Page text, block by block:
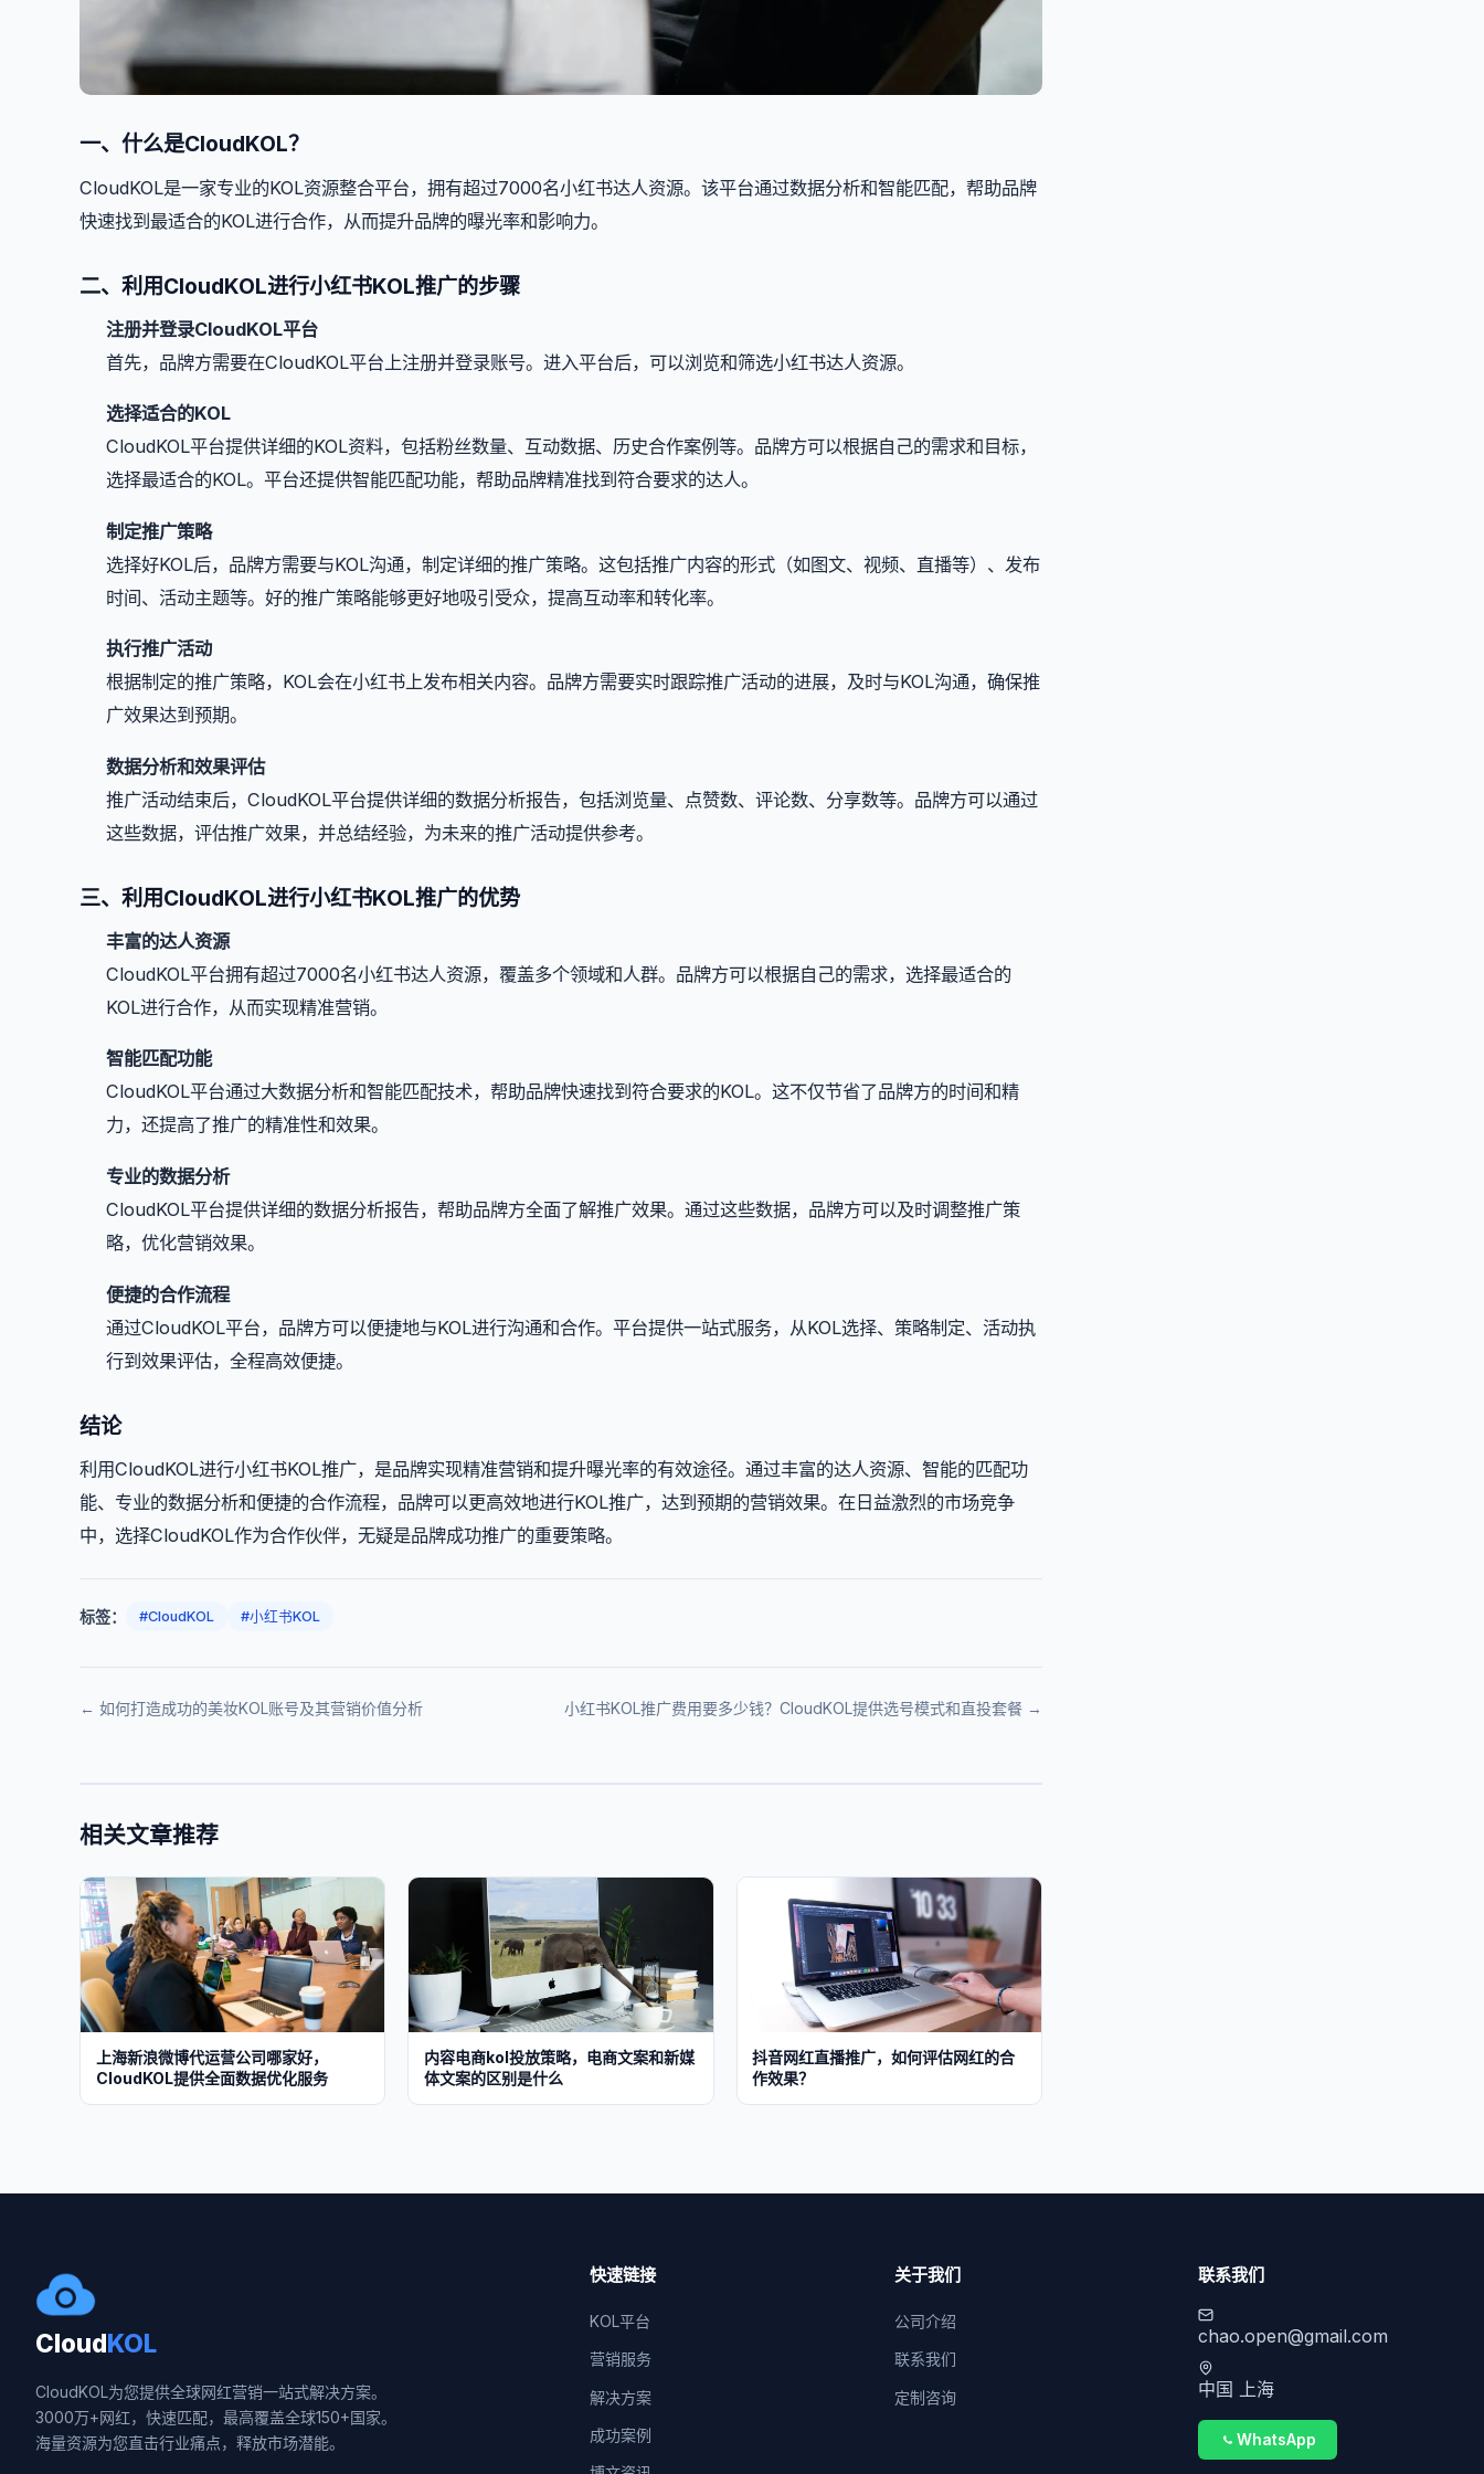
一、什么是CloudKOL？
CloudKOL是一家专业的KOL资源整合平台，拥有超过7000名小红书达人资源。该平台通过数据分析和智能匹配，帮助品牌
快速找到最适合的KOL进行合作，从而提升品牌的曝光率和影响力。
二、利用CloudKOL进行小红书KOL推广的步骤
注册并登录CloudKOL平台
首先，品牌方需要在CloudKOL平台上注册并登录账号。进入平台后，可以浏览和筛选小红书达人资源。
选择适合的KOL
CloudKOL平台提供详细的KOL资料，包括粉丝数量、互动数据、历史合作案例等。品牌方可以根据自己的需求和目标，
选择最适合的KOL。平台还提供智能匹配功能，帮助品牌精准找到符合要求的达人。
制定推广策略
选择好KOL后，品牌方需要与KOL沟通，制定详细的推广策略。这包括推广内容的形式（如图文、视频、直播等）、发布
时间、活动主题等。好的推广策略能够更好地吸引受众，提高互动率和转化率。
执行推广活动
根据制定的推广策略，KOL会在小红书上发布相关内容。品牌方需要实时跟踪推广活动的进展，及时与KOL沟通，确保推
广效果达到预期。
数据分析和效果评估
推广活动结束后，CloudKOL平台提供详细的数据分析报告，包括浏览量、点赞数、评论数、分享数等。品牌方可以通过
这些数据，评估推广效果，并总结经验，为未来的推广活动提供参考。
三、利用CloudKOL进行小红书KOL推广的优势
丰富的达人资源
CloudKOL平台拥有超过7000名小红书达人资源，覆盖多个领域和人群。品牌方可以根据自己的需求，选择最适合的
KOL进行合作，从而实现精准营销。
智能匹配功能
CloudKOL平台通过大数据分析和智能匹配技术，帮助品牌快速找到符合要求的KOL。这不仅节省了品牌方的时间和精
力，还提高了推广的精准性和效果。
专业的数据分析
CloudKOL平台提供详细的数据分析报告，帮助品牌方全面了解推广效果。通过这些数据，品牌方可以及时调整推广策
略，优化营销效果。
便捷的合作流程
通过CloudKOL平台，品牌方可以便捷地与KOL进行沟通和合作。平台提供一站式服务，从KOL选择、策略制定、活动执
行到效果评估，全程高效便捷。
结论
利用CloudKOL进行小红书KOL推广，是品牌实现精准营销和提升曝光率的有效途径。通过丰富的达人资源、智能的匹配功
能、专业的数据分析和便捷的合作流程，品牌可以更高效地进行KOL推广，达到预期的营销效果。在日益激烈的市场竞争
中，选择CloudKOL作为合作伙伴，无疑是品牌成功推广的重要策略。
标签： #CloudKOL #小红书KOL
← 如何打造成功的美妆KOL账号及其营销价值分析 小红书KOL推广费用要多少钱？CloudKOL提供选号模式和直投套餐 →
相关文章推荐
上海新浪微博代运营公司哪家好，
CloudKOL提供全面数据优化服务
内容电商kol投放策略，电商文案和新媒
体文案的区别是什么
抖音网红直播推广，如何评估网红的合
作效果？
CloudKOL
CloudKOL为您提供全球网红营销一站式解决方案。
3000万+网红，快速匹配，最高覆盖全球150+国家。
海量资源为您直击行业痛点，释放市场潜能。
快速链接
KOL平台
营销服务
解决方案
成功案例
关于我们
公司介绍
联系我们
定制咨询
联系我们
chao.open@gmail.com
中国 上海
WhatsApp